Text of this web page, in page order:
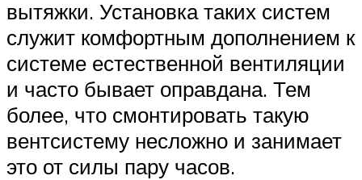
вытяжки. Установка таких систем
служит комфортным дополнением к
системе естественной вентиляции
и часто бывает оправдана. Тем
более, что смонтировать такую
вентсистему несложно и занимает
это от силы пару часов.